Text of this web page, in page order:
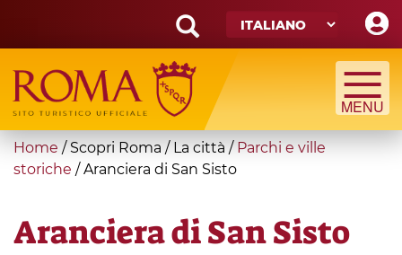
main
content
Search
form
Cerca
You
are
Home / Scopri Roma / La città / Parchi e ville
storiche /Aranciera di San Sisto
Aranciera di San Sisto